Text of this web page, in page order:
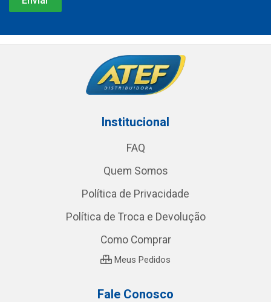
Institucional
FAQ
Quem Somos
Política de Privacidade
Política de Troca e Devolução
Como Comprar
Meus Pedidos
Fale Conosco